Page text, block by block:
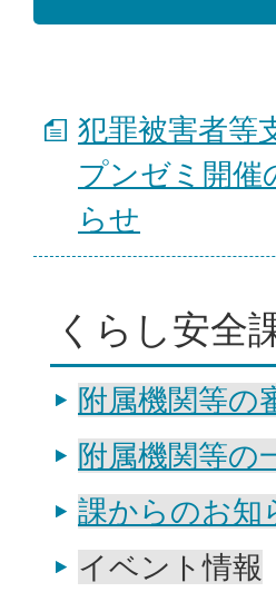
犯罪被害者等
プンゼミ開催
らせ
くらし安全
附属機関等の
附属機関等の
課からのお知
イベント情報